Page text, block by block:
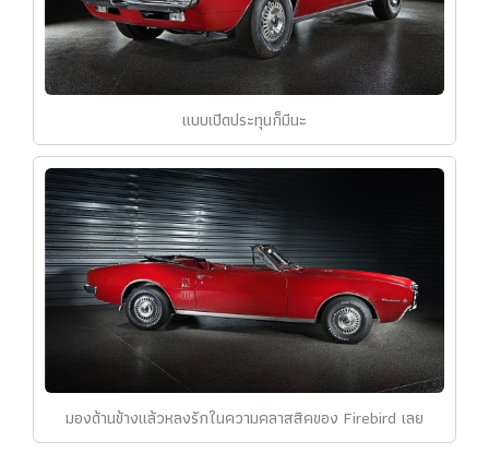
แบบเปิดประทุนก็มีนะ
มองด้านข้างแล้วหลงรักในความคลาสสิคของ Firebird เลย